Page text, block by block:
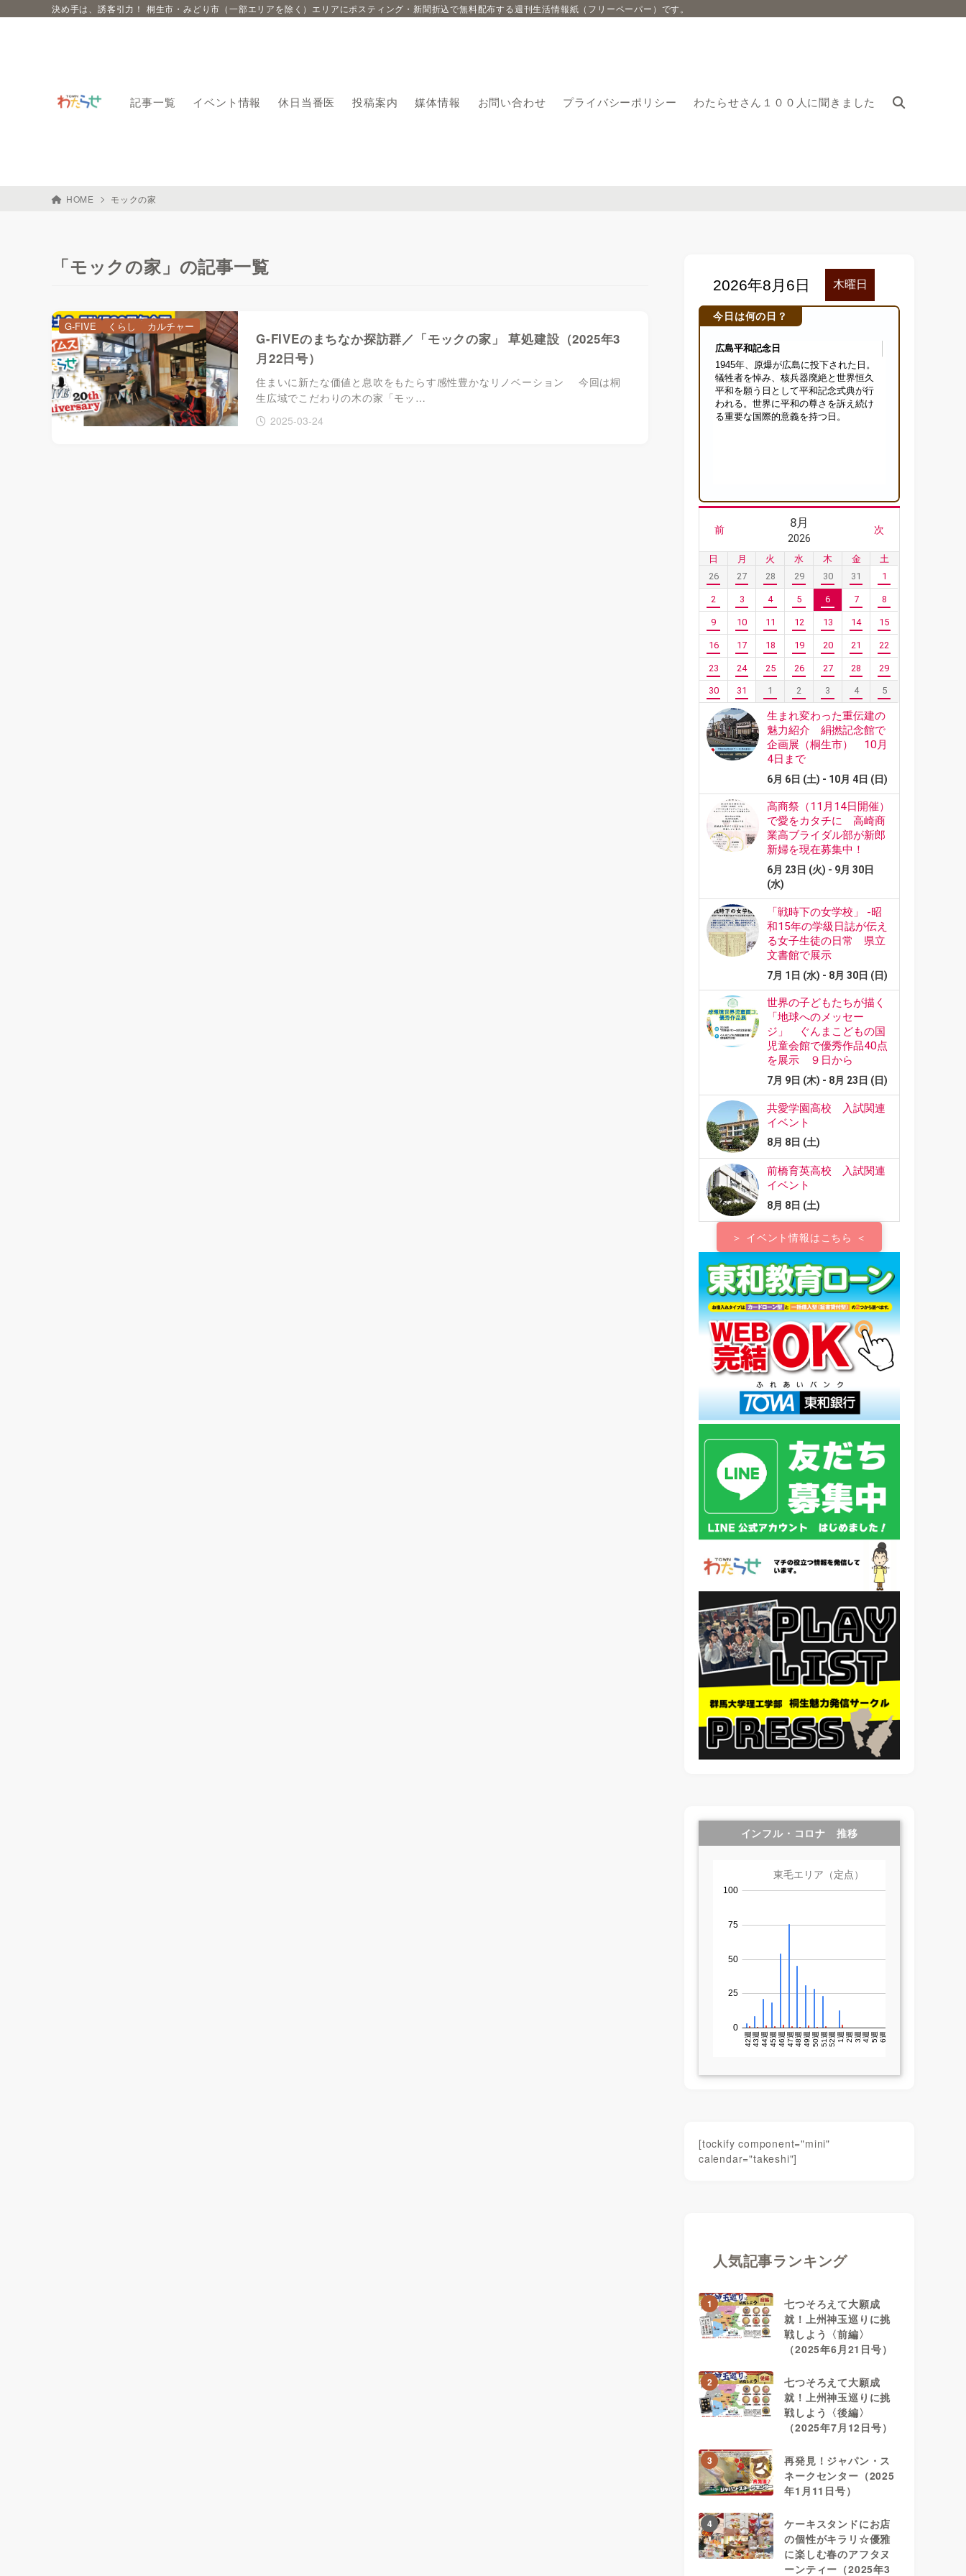
決め手は、誘客引力！ 桐生市・みどり市（一部エリアを除く）エリアにポスティング・新聞折込で無料配布する週刊生活情報紙（フリーペーパー）です。
記事一覧 イベント情報 休日当番医 投稿案内 媒体情報 お問い合わせ プライバシーポリシー わたらせさん１００人に聞きました
HOME モックの家
「モックの家」の記事一覧
G-FIVEのまちなか探訪群／「モックの家」 草処建設（2025年3
月22日号）
住まいに新たな価値と息吹をもたらす感性豊かなリノベーション 今回は桐
生広域でこだわりの木の家「モッ…
2025-03-24
G-FIVE くらし カルチャー
今日は何の日？
＞ イベント情報はこちら ＜
インフル・コロナ 推移
[tockify component="mini"
calendar="takeshi"]
人気記事ランキング
1
七つそろえて大願成
就！上州神玉巡りに挑
戦しよう〈前編〉
（2025年6月21日号）
2
七つそろえて大願成
就！上州神玉巡りに挑
戦しよう〈後編〉
（2025年7月12日号）
3
再発見！ジャパン・ス
ネークセンター（2025
年1月11日号）
4
ケーキスタンドにお店
の個性がキラリ☆優雅
に楽しむ春のアフタヌ
ーンティー（2025年3